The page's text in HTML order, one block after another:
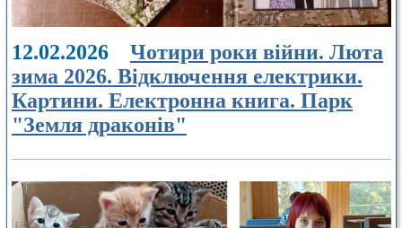
12.02.2026 Чотири роки війни. Люта
зима 2026. Відключення електрики.
Картини. Електронна книга. Парк
"Земля драконів"